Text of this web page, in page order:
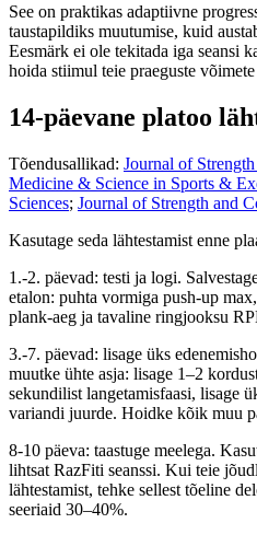
See on praktikas adaptiivne
taustapildiks muutumise, kuid
Eesmärk ei ole tekitada iga seansi
hoida stiimul teie praeguste võimete
14-päevane platoo
Tõendusallikad: Journal of
Medicine & Science in Sports &
Sciences; Journal of Strength and
Kasutage seda lähtestamist enne
1.-2. päevad: testi ja logi.
etalon: puhta vormiga push-up
plank-aeg ja tavaline ringjooksu
3.-7. päevad: lisage üks
muutke ühte asja: lisage 1–2
sekundilist langetamisfaasi, lisage
variandi juurde. Hoidke kõik muu
8-10 päeva: taastuge meelega.
lihtsat RazFiti seanssi. Kui teie
lähtestamist, tehke sellest tõeline
seeriaid 30–40%.